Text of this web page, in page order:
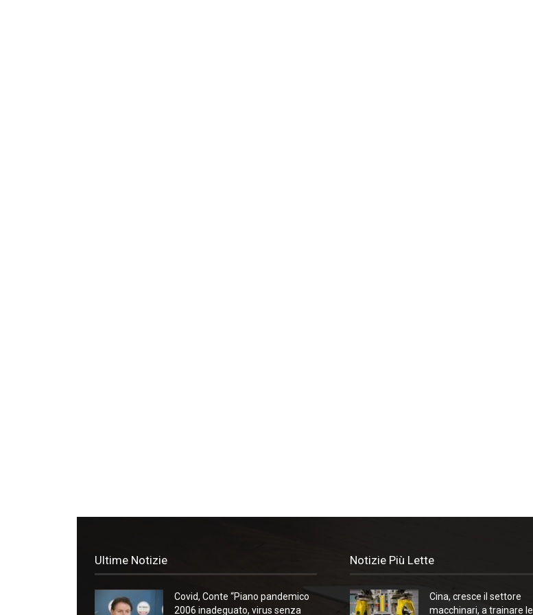
Ultime Notizie
Covid, Conte “Piano pandemico
2006 inadeguato, virus senza
Notizie Più Lette
Cina, cresce il settore
macchinari, a trainare le